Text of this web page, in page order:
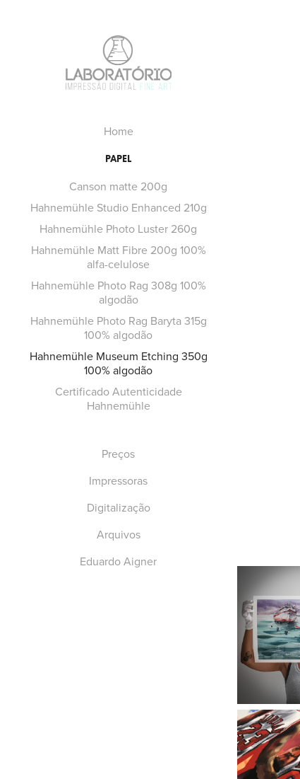
Home
PAPEL
Canson matte 200g
Hahnemühle Studio Enhanced 210g
Hahnemühle Photo Luster 260g
Hahnemühle Matt Fibre 200g 100%
alfa-celulose
Hahnemühle Photo Rag 308g 100%
algodão
Hahnemühle Photo Rag Baryta 315g
100% algodão
Hahnemühle Museum Etching 350g
100% algodão
Certificado Autenticidade
Hahnemühle
Preços
Impressoras
Digitalização
Arquivos
Eduardo Aigner